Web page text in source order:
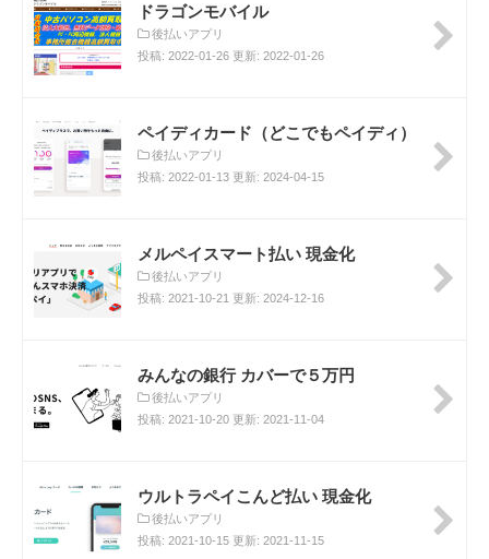
ドラゴンモバイル
後払いアプリ
投稿: 2022-01-26 更新: 2022-01-26
ペイディカード（どこでもペイディ）
後払いアプリ
投稿: 2022-01-13 更新: 2024-04-15
メルペイスマート払い 現金化
後払いアプリ
投稿: 2021-10-21 更新: 2024-12-16
みんなの銀行 カバーで５万円
後払いアプリ
投稿: 2021-10-20 更新: 2021-11-04
ウルトラペイこんど払い 現金化
後払いアプリ
投稿: 2021-10-15 更新: 2021-11-15